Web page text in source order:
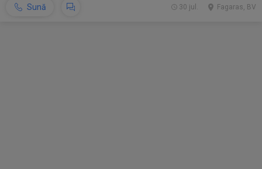
Sună Fagaras, BV
30 jul.